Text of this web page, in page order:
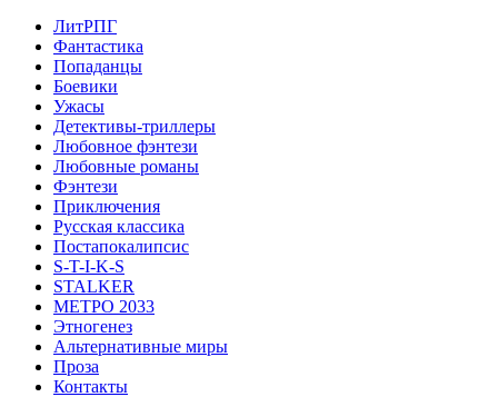
ЛитРПГ
Фантастика
Попаданцы
Боевики
Ужасы
Детективы-триллеры
Любовное фэнтези
Любовные романы
Фэнтези
Приключения
Русская классика
Постапокалипсис
S-T-I-K-S
STALKER
МЕТРО 2033
Этногенез
Альтернативные миры
Проза
Контакты